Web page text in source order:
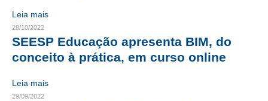
CONTRIBUIÇÃO ASSISTENCIAL
CONTRIBUIÇÃO SINDICAL URBANA
REVISÃO DE APOSENTADORIA
Leia mais
28/10/2022
SEESP Educação apresenta BIM, do
conceito à prática, em curso online
Leia mais
29/09/2022